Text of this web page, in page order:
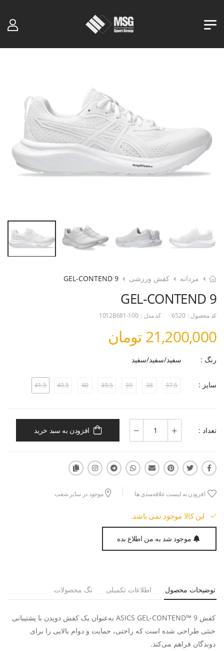
مردانه کفش ورزشی GEL-CONTEND 9
GEL-CONTEND 9
کد محصول : 6520 کد مدل : 1012B681-100
21,200,000 تومان
رنگ : سفید/سفید/سفید
سایز : 37.5
38
39
39.5
40
40.5
41.5
تعداد : افزودن به سبد خرید
افزودن به لیست علاقه‌مندی ها موجود در سایر شعب
این کالا موجود نمی باشد.
موجود شد به من اطلاع بده
توضیحات محصول اطلاعات تکمیلی تگ محصولات
کفش ASICS GEL-CONTEND™ 9 به‌عنوان یک کفش دویدن با پشتیبانی
خنثی طراحی شده است که راحتی، حمایت و دوام بالایی را برای
دوندگان فراهم می‌کند.